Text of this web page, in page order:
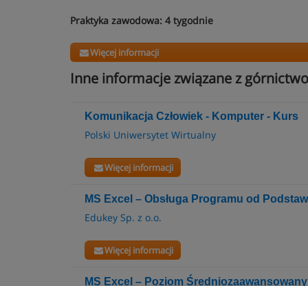
Praktyka zawodowa: 4 tygodnie
Więcej informacji
Inne informacje związane z górnictwo
Komunikacja Człowiek - Komputer - Kurs
Polski Uniwersytet Wirtualny
Więcej informacji
MS Excel – Obsługa Programu od Podstaw
Edukey Sp. z o.o.
Więcej informacji
MS Excel – Poziom Średniozaawansowany